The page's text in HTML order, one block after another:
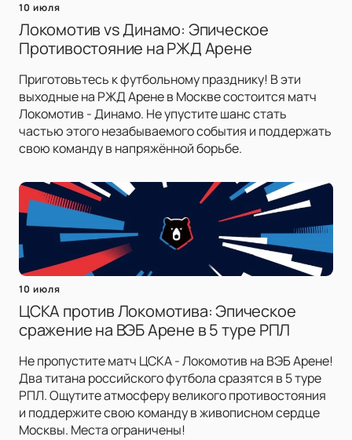
10 июля
Локомотив vs Динамо: Эпическое
Противостояние на РЖД Арене
Приготовьтесь к футбольному празднику! В эти
выходные на РЖД Арене в Москве состоится матч
Локомотив - Динамо. Не упустите шанс стать
частью этого незабываемого события и поддержать
свою команду в напряжённой борьбе.
10 июля
ЦСКА против Локомотива: Эпическое
сражение на ВЭБ Арене в 5 туре РПЛ
Не пропустите матч ЦСКА - Локомотив на ВЭБ Арене!
Два титана российского футбола сразятся в 5 туре
РПЛ. Ощутите атмосферу великого противостояния
и поддержите свою команду в живописном сердце
Москвы. Места ограничены!